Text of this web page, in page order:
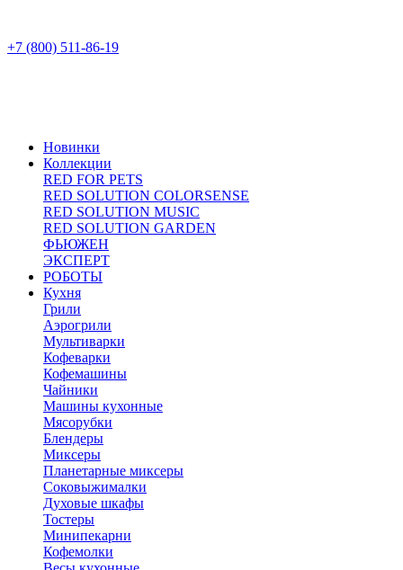
+7 (800) 511-86-19
Новинки
Коллекции
RED FOR PETS
RED SOLUTION COLORSENSE
RED SOLUTION MUSIC
RED SOLUTION GARDEN
ФЬЮЖЕН
ЭКСПЕРТ
РОБОТЫ
Кухня
Грили
Аэрогрили
Мультиварки
Кофеварки
Кофемашины
Чайники
Машины кухонные
Мясорубки
Блендеры
Миксеры
Планетарные миксеры
Соковыжималки
Духовые шкафы
Тостеры
Минипекарни
Кофемолки